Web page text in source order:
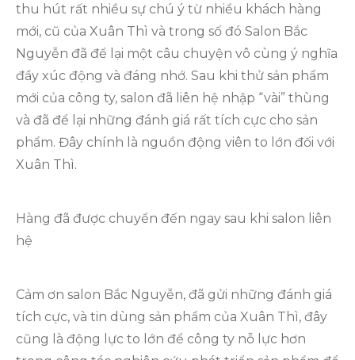
thu hút rất nhiều sự chú ý từ nhiều khách hàng
mới, cũ của Xuân Thì và trong số đó Salon Bắc
Nguyễn đã để lại một câu chuyện vô cùng ý nghĩa
đầy xúc động và đáng nhớ. Sau khi thử sản phẩm
mới của công ty, salon đã liên hệ nhập “vài” thùng
và đã để lại những đánh giá rất tích cực cho sản
phẩm. Đây chính là nguồn động viên to lớn đối với
Xuân Thì.
Hàng đã được chuyển đến ngay sau khi salon liên
hệ
Cảm ơn salon Bắc Nguyễn, đã gửi những đánh giá
tích cực, và tin dùng sản phẩm của Xuân Thì, đây
cũng là động lực to lớn để công ty nỗ lực hơn